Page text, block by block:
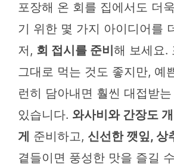
포장해 온 회를 집에서도 더
기 위한 몇 가지 아이디어를
저, 회 접시를 준비해 보세요.
그대로 먹는 것도 좋지만, 예
런히 담아내면 훨씬 대접받
있습니다. 와사비와 간장도
게 준비하고, 신선한 깻잎, 상
곁들이면 풍성한 맛을 즐길